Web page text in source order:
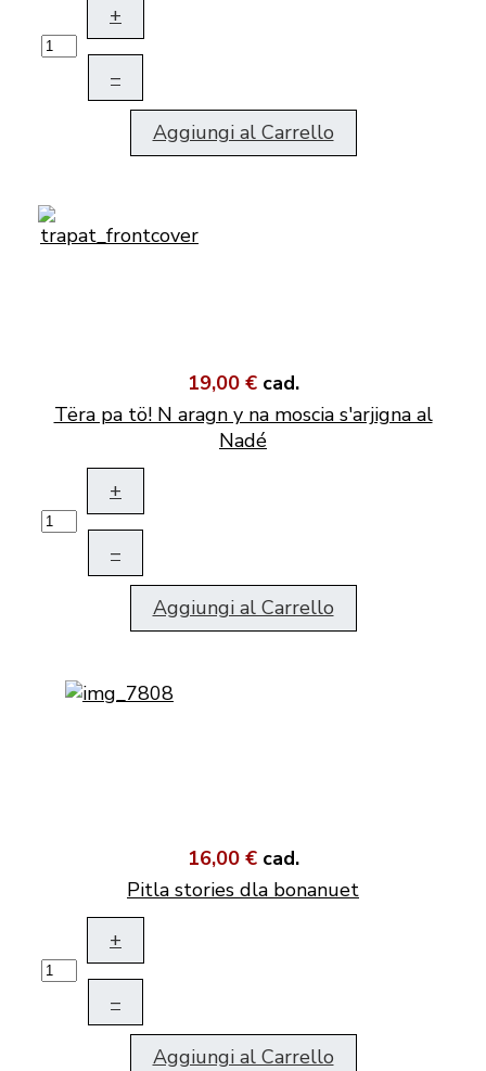
+
–
Aggiungi al Carrello
19,00 € cad.
Tëra pa tö! N aragn y na moscia s'arjigna al
Nadé
+
–
Aggiungi al Carrello
16,00 € cad.
Pitla stories dla bonanuet
+
–
Aggiungi al Carrello